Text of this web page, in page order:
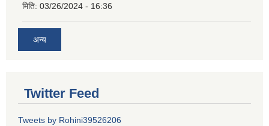
मिति: 03/26/2024 - 16:36
अन्य
Twitter Feed
Tweets by Rohini39526206